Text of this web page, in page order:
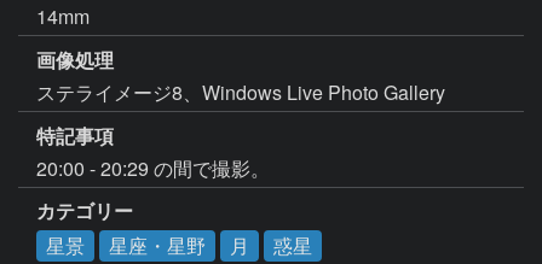
14mm
画像処理
ステライメージ8、Windows Live Photo Gallery
特記事項
20:00 - 20:29 の間で撮影。
カテゴリー
星景
星座・星野 月
惑星